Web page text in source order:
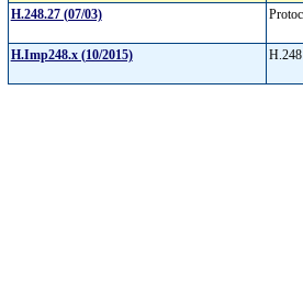
H.248.27 (07/03)
H.Imp248.x (10/2015)